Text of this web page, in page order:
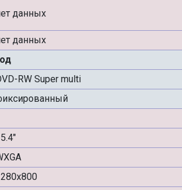
данных
данных
RW Super multi